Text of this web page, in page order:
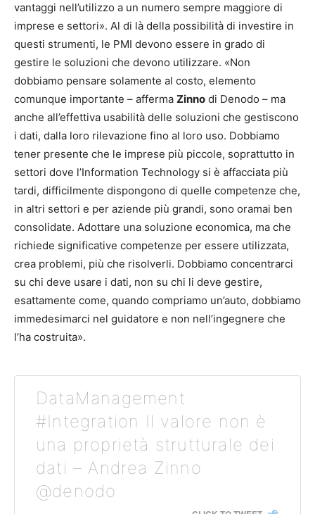
vantaggi nell’utilizzo a un numero sempre maggiore di
imprese e settori». Al di là della possibilità di investire in
questi strumenti, le PMI devono essere in grado di
gestire le soluzioni che devono utilizzare. «Non
dobbiamo pensare solamente al costo, elemento
comunque importante – afferma Zinno di Denodo – ma
anche all’effettiva usabilità delle soluzioni che gestiscono
i dati, dalla loro rilevazione fino al loro uso. Dobbiamo
tener presente che le imprese più piccole, soprattutto in
settori dove l’Information Technology si è affacciata più
tardi, difficilmente dispongono di quelle competenze che,
in altri settori e per aziende più grandi, sono oramai ben
consolidate. Adottare una soluzione economica, ma che
richiede significative competenze per essere utilizzata,
crea problemi, più che risolverli. Dobbiamo concentrarci
su chi deve usare i dati, non su chi li deve gestire,
esattamente come, quando compriamo un’auto, dobbiamo
immedesimarci nel guidatore e non nell’ingegnere che
l’ha costruita».
DataManagement
#Integration Il valore non è
una proprietà strutturale dei
dati – Andrea Zinno
@denodo